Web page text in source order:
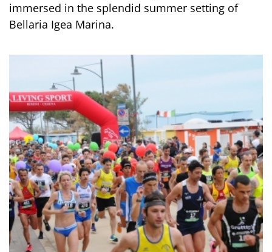
immersed in the splendid summer setting of
Bellaria Igea Marina.